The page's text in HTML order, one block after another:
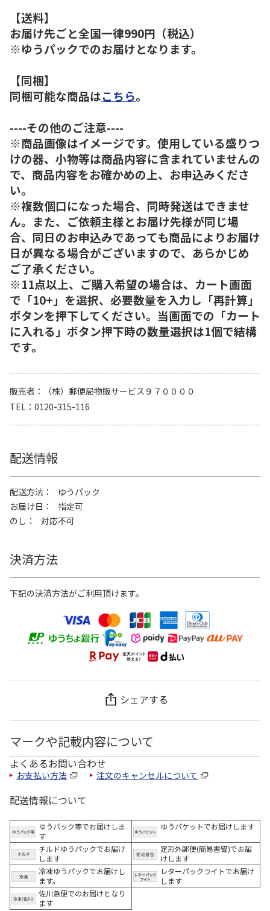
【送料】
お届け先ごと全国一律990円（税込）
※ゆうパックでのお届けとなります。
【同梱】
同梱可能な商品はこちら。
----その他のご注意----
※商品画像はイメージです。使用している盛りつ
けの器、小物等は商品内容に含まれていませんの
で、商品内容をお確かめの上、お申込みくださ
い。
※複数個口になった場合、同時発送はできませ
ん。また、ご依頼主様とお届け先様が同じ場
合、同日のお申込みであっても商品によりお届け
日が異なる場合がございますので、あらかじめ
ご了承ください。
※11点以上、ご購入希望の場合は、カート画面
で「10+」を選択、必要数量を入力し「再計算」
ボタンを押下してください。当画面での「カート
に入れる」ボタン押下時の数量選択は1個で結構
です。
販売者
（株）郵便局物販サービス９７００００
TEL
0120-315-116
配送情報
配送方法
ゆうパック
お届け日
指定可
のし
対応不可
決済方法
下記の決済方法がご利用頂けます。
シェアする
マークや記載内容について
よくあるお問い合わせ
お支払い方法 注文のキャンセルについて
配送情報について
ゆうパック等でお届けしま
す
ゆうパケットでお届けします
チルドゆうパックでお届け
します
定形外郵便(簡易書留)でお届
けします
冷凍ゆうパックでお届けし
ます。
レターパックライトでお届け
します
佐川急便でのお届けとなり
ます